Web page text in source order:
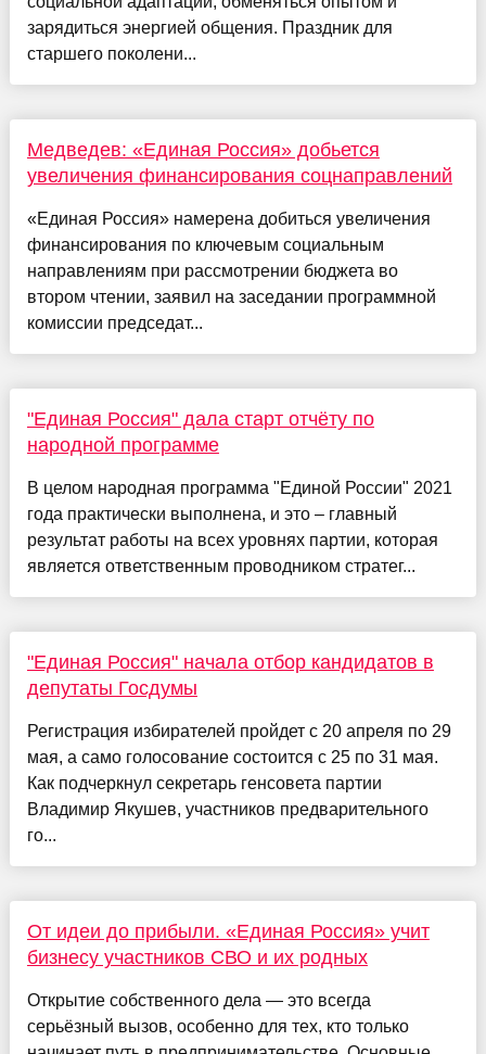
зарядиться энергией общения. Праздник для
старшего поколени...
Медведев: «Единая Россия» добьется
увеличения финансирования соцнаправлений
«Единая Россия» намерена добиться увеличения
финансирования по ключевым социальным
направлениям при рассмотрении бюджета во
втором чтении, заявил на заседании программной
комиссии председат...
"Единая Россия" дала старт отчёту по
народной программе
В целом народная программа "Единой России" 2021
года практически выполнена, и это – главный
результат работы на всех уровнях партии, которая
является ответственным проводником стратег...
"Единая Россия" начала отбор кандидатов в
депутаты Госдумы
Регистрация избирателей пройдет с 20 апреля по 29
мая, а само голосование состоится с 25 по 31 мая.
Как подчеркнул секретарь генсовета партии
Владимир Якушев, участников предварительного
го...
От идеи до прибыли. «Единая Россия» учит
бизнесу участников СВО и их родных
Открытие собственного дела — это всегда
серьёзный вызов, особенно для тех, кто только